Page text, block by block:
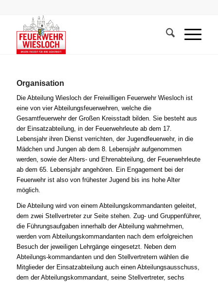
Organisation
Die Abteilung Wiesloch der Freiwilligen Feuerwehr Wiesloch ist
eine von vier Abteilungsfeuerwehren, welche die
Gesamtfeuerwehr der Großen Kreisstadt bilden. Sie besteht aus
der Einsatzabteilung, in der Feuerwehrleute ab dem 17.
Lebensjahr ihren Dienst verrichten, der Jugendfeuerwehr, in die
Mädchen und Jungen ab dem 8. Lebensjahr aufgenommen
werden, sowie der Alters- und Ehrenabteilung, der Feuerwehrleute
ab dem 65. Lebensjahr angehören. Ein Engagement bei der
Feuerwehr ist also von frühester Jugend bis ins hohe Alter
möglich.
Die Abteilung wird von einem Abteilungskommandanten geleitet,
dem zwei Stellvertreter zur Seite stehen. Zug- und Gruppenführer,
die Führungsaufgaben innerhalb der Abteilung wahrnehmen,
werden vom Abteilungskommandanten nach dem erfolgreichen
Besuch der jeweiligen Lehrgänge eingesetzt. Neben dem
Abteilungs-kommandanten und den Stellvertretern wählen die
Mitglieder der Einsatzabteilung auch einen Abteilungsausschuss,
dem der Abteilungskommandant, seine Stellvertreter, sechs